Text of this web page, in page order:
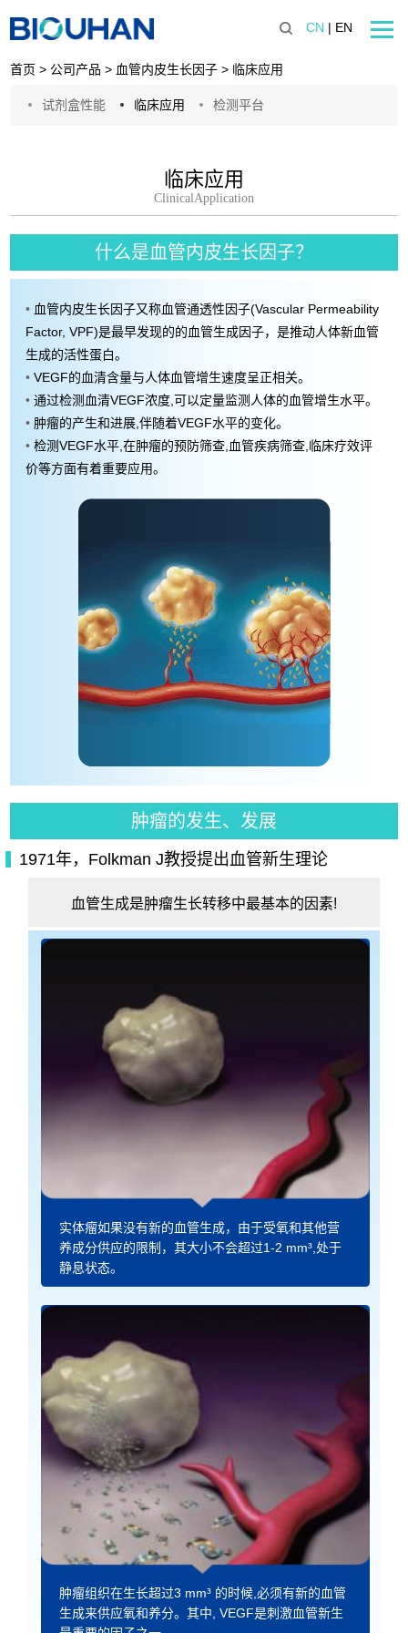
CN | EN
技术平台
医学检验
联系我们
首页 > 公司产品 > 血管内皮生长因子 > 临床应用
试剂盒性能 临床应用 检测平台
临床应用
ClinicalApplication
什么是血管内皮生长因子？
• 血管内皮生长因子又称血管通透性因子(Vascular Permeability
Factor, VPF)是最早发现的的血管生成因子，是推动人体新血管
生成的活性蛋白。
• VEGF的血清含量与人体血管增生速度呈正相关。
• 通过检测血清VEGF浓度,可以定量监测人体的血管增生水平。
• 肿瘤的产生和进展,伴随着VEGF水平的变化。
• 检测VEGF水平,在肿瘤的预防筛查,血管疾病筛查,临床疗效评
价等方面有着重要应用。
肿瘤的发生、发展
1971年，Folkman J教授提出血管新生理论
血管生成是肿瘤生长转移中最基本的因素!
实体瘤如果没有新的血管生成，由于受氧和其他营
养成分供应的限制，其大小不会超过1-2 mm³,处于
静息状态。
肿瘤组织在生长超过3 mm³ 的时候,必须有新的血管
生成来供应氧和养分。其中, VEGF是刺激血管新生